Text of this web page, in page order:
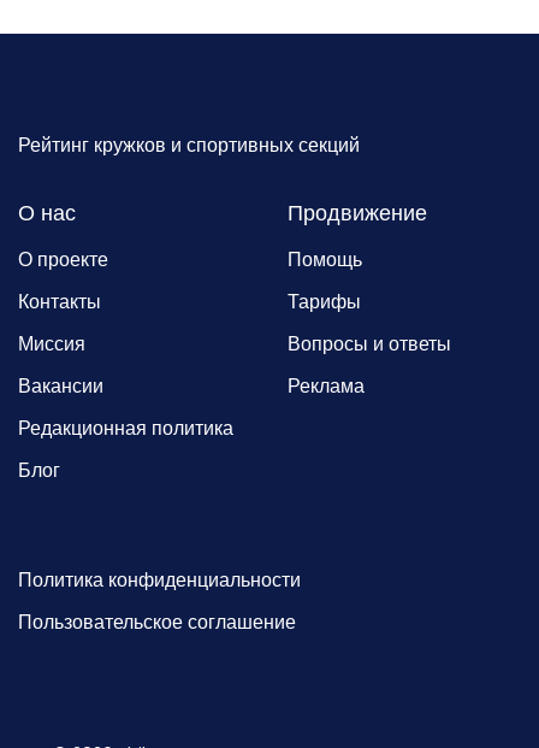
Рейтинг кружков и спортивных секций
О нас
О проекте
Контакты
Миссия
Вакансии
Редакционная политика
Блог
Продвижение
Помощь
Тарифы
Вопросы и ответы
Реклама
Политика конфиденциальности
Пользовательское соглашение